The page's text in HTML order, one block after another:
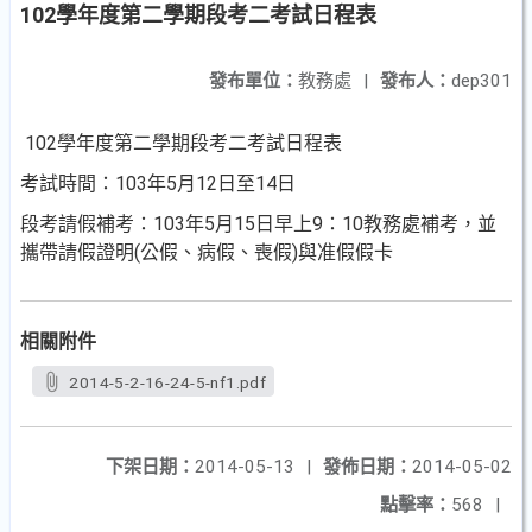
102學年度第二學期段考二考試日程表
發布人： dep301
發布單位： 教務處 |
102學年度第二學期段考二考試日程表
考試時間：103年5月12日至14日
段考請假補考：103年5月15日早上9：10教務處補考，並
攜帶請假證明(公假、病假、喪假)與准假假卡
相關附件
2014-5-2-16-24-5-nf1.pdf
發佈日期： 2014-05-02
下架日期： 2014-05-13
|
點擊率： 568 |